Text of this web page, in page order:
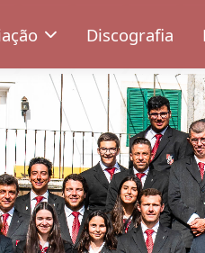
Discografia